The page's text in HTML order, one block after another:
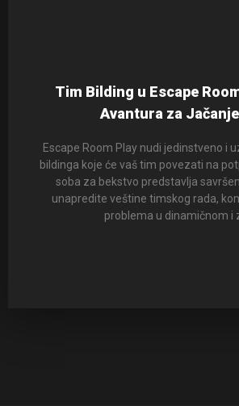
Tim Bilding u Escape
Avantura za
Escape Room Play nudi jedinstveno i
bildinga koje će vaš tim povezati na
soba za bekstvo predstavlja
unapredite veštine timskog rada,
problema u dinamičnom i